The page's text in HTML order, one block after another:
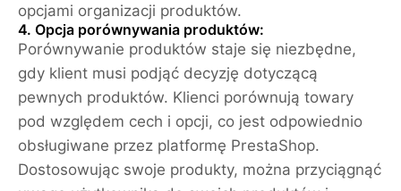
opcjami organizacji produktów.
4. Opcja porównywania produktów:
Porównywanie produktów staje się niezbędne,
gdy klient musi podjąć decyzję dotyczącą
pewnych produktów. Klienci porównują towary
pod względem cech i opcji, co jest odpowiednio
obsługiwane przez platformę PrestaShop.
Dostosowując swoje produkty, można przyciągnąć